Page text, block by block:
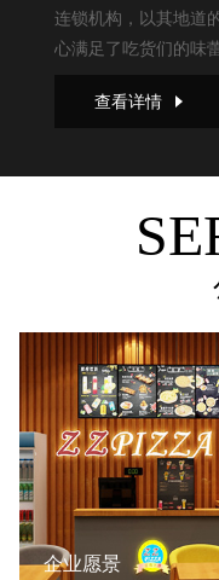
连锁机构，以其地道
心满足了吃货们的味
查看详情
企业愿景